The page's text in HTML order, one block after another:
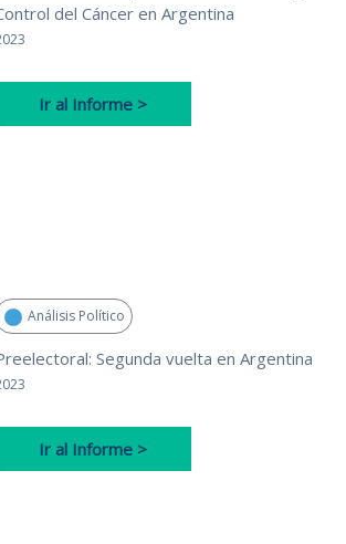
del Cáncer en Argentina
Ir al Informe >
Análisis Político
Segunda vuelta en Argentina
Ir al Informe >